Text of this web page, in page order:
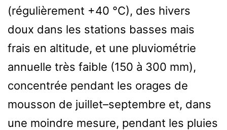
(régulièrement +40 °C), des hivers
doux dans les stations basses mais
frais en altitude, et une pluviométrie
annuelle très faible (150 à 300 mm),
concentrée pendant les orages de
mousson de juillet–septembre et, dans
une moindre mesure, pendant les pluies